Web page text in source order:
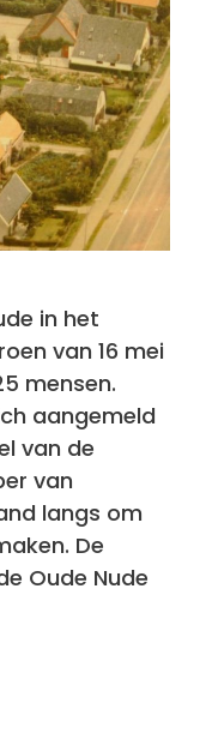
in het
van 16 mei
mensen.
aangemeld
van de
van
langs om
De
Oude Nude